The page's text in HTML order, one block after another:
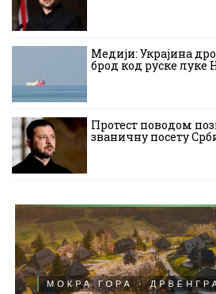
Медији: Украјина
брод код руске луке
Протест поводом
званичну посету